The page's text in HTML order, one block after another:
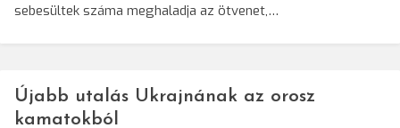
sebesültek száma meghaladja az ötvenet,…
Újabb utalás Ukrajnának az orosz
kamatokból